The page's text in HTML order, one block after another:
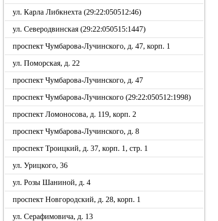
ул. Карла Либкнехта (29:22:050512:46)
ул. Северодвинская (29:22:050515:1447)
проспект Чумбарова-Лучинского, д. 47, корп. 1
ул. Поморская, д. 22
проспект Чумбарова-Лучинского, д. 47
проспект Чумбарова-Лучинского (29:22:050512:1998)
проспект Ломоносова, д. 119, корп. 2
проспект Чумбарова-Лучинского, д. 8
проспект Троицкий, д. 37, корп. 1, стр. 1
ул. Урицкого, 36
ул. Розы Шаниной, д. 4
проспект Новгородский, д. 28, корп. 1
ул. Серафимовича, д. 13